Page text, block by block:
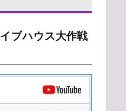
ブハウス大作戦